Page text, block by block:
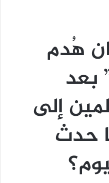
هُدم
بعد
إلى
حدث